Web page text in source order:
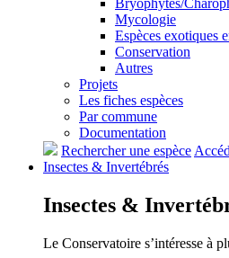
Bryophytes/
Mycologie
Espèces exotiques
Conservation
Autres
Projets
Les fiches espèces
Par commune
Documentation
Rechercher une espèce
Insectes & Invertébrés
Insectes &
Le Conservatoire s’intéresse à